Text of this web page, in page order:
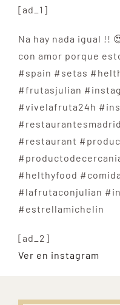
[ad_1]
Na hay nada igual !!
con amor porque
#spain #setas
#frutasjulian
#vivelafruta24h
#restaurant
#helthyfood
#lafrutaconjulian
#estrellamichelin
[ad_2]
Ver en instagram